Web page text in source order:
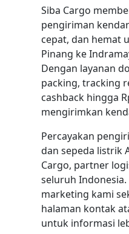
Siba Cargo
pengiriman
cepat, dan hemat
Pinang ke
Dengan layanan
packing, tracking
cashback hingga
mengirimkan
Percayakan
dan sepeda listrik
Cargo, partner
seluruh
marketing kami
halaman kontak
untuk informasi